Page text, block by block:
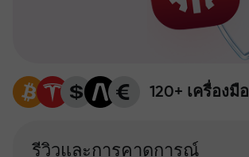
120+ เครื่องมือ
รีวิวและการคาดการณ์